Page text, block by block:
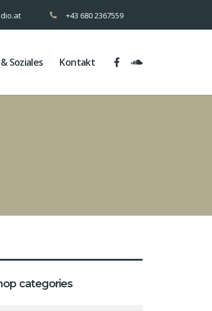
+43 680 2367559
Soziales Kontakt
categories